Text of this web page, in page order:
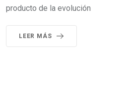
producto de la evolución
LEER MÁS